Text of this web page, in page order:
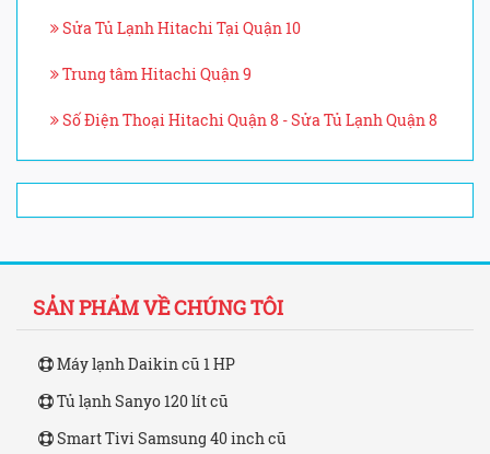
Sửa Tủ Lạnh Hitachi Tại Quận 10
Trung tâm Hitachi Quận 9
Số Điện Thoại Hitachi Quận 8 - Sửa Tủ Lạnh Quận 8
SẢN PHẨM VỀ CHÚNG TÔI
Máy lạnh Daikin cũ 1 HP
Tủ lạnh Sanyo 120 lít cũ
Smart Tivi Samsung 40 inch cũ